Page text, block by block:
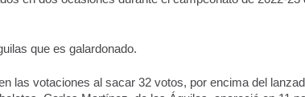
que es galardonado.
las votaciones al sacar 32 votos, por encima del